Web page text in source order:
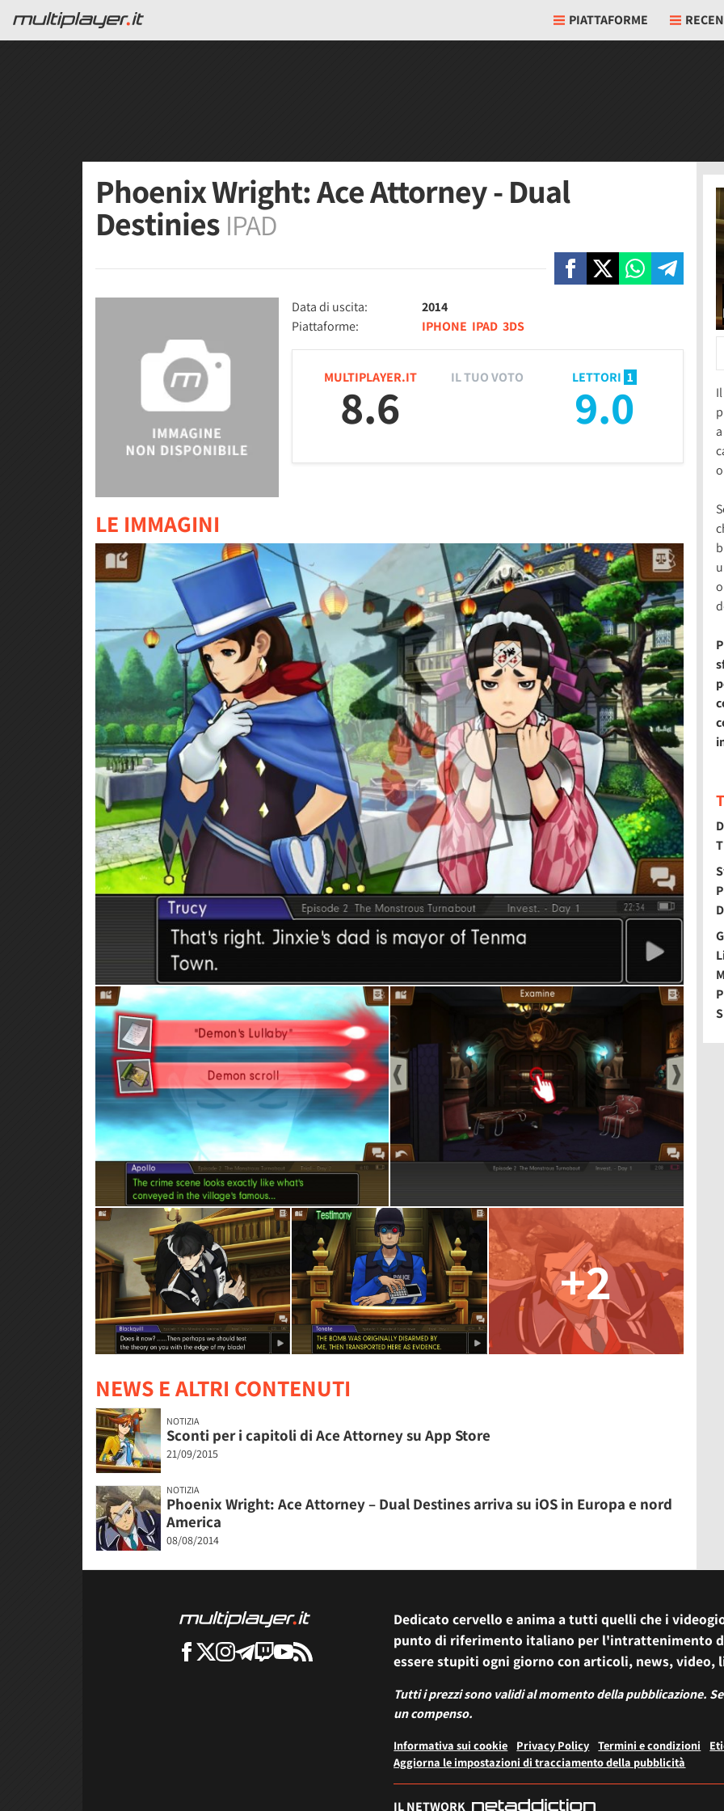
PIATTAFORME
Phoenix Wright: Ace Attorney - Dual
Destinies IPAD
Data di uscita:
2014
Piattaforme:
IPHONE IPAD 3DS
MULTIPLAYER.IT
8.6
LETTORI 1
9.0
IL TUO VOTO
LE IMMAGINI
+2
NEWS E ALTRI CONTENUTI
NOTIZIA
Sconti per i capitoli di Ace Attorney su App Store
21/09/2015
NOTIZIA
Phoenix Wright: Ace Attorney – Dual Destines arriva su iOS in Europa e nord
America
08/08/2014
Dedicato cervello e anima a tutti quelli che i
punto di riferimento italiano per l'intrattenimento
essere stupiti ogni giorno con articoli, news, video,
Tutti i prezzi sono validi al momento della pubblicazione.
un compenso.
Informativa sui cookie Privacy Policy Termini e condizioni
Aggiorna le impostazioni di tracciamento della pubblicità
IL NETWORK